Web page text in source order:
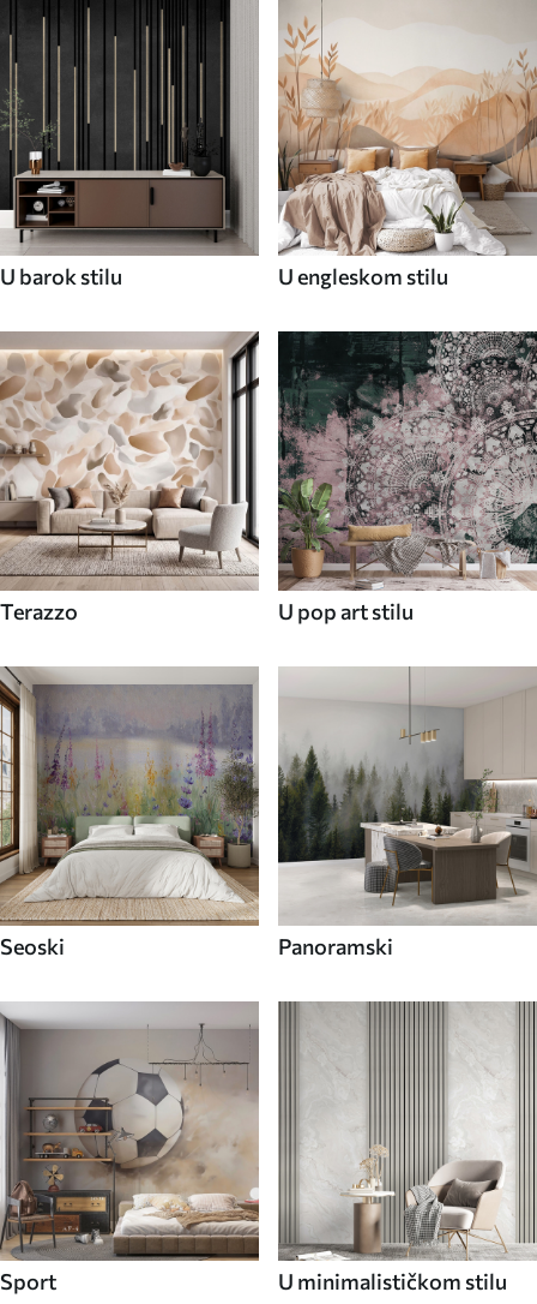
U barok stilu U engleskom stilu
Terazzo U pop art stilu
Seoski Panoramski
Sport U minimalističkom stilu